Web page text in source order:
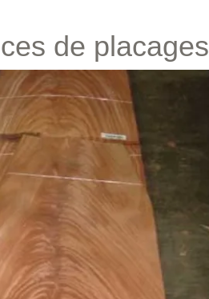
de placages